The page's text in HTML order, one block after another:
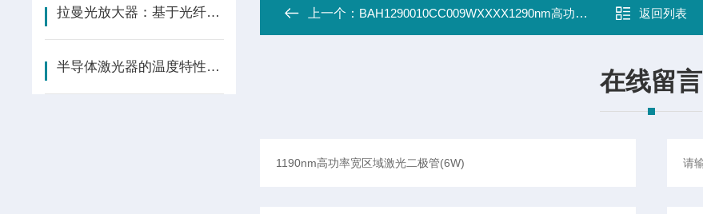
拉曼光放大器：基于光纤非线性效应的全波段放大技术
半导体激光器的温度特性与热管理
上一个： BAH1290010CC009WXXXX1290nm高功率宽区域激光二极管(9W) 返回列表
在线留言